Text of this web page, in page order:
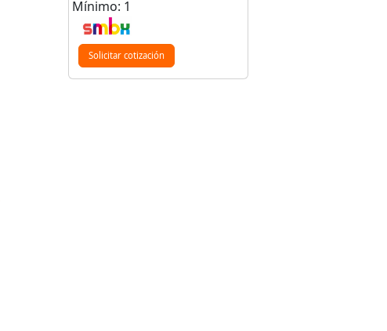
Mínimo: 1
Solicitar cotización